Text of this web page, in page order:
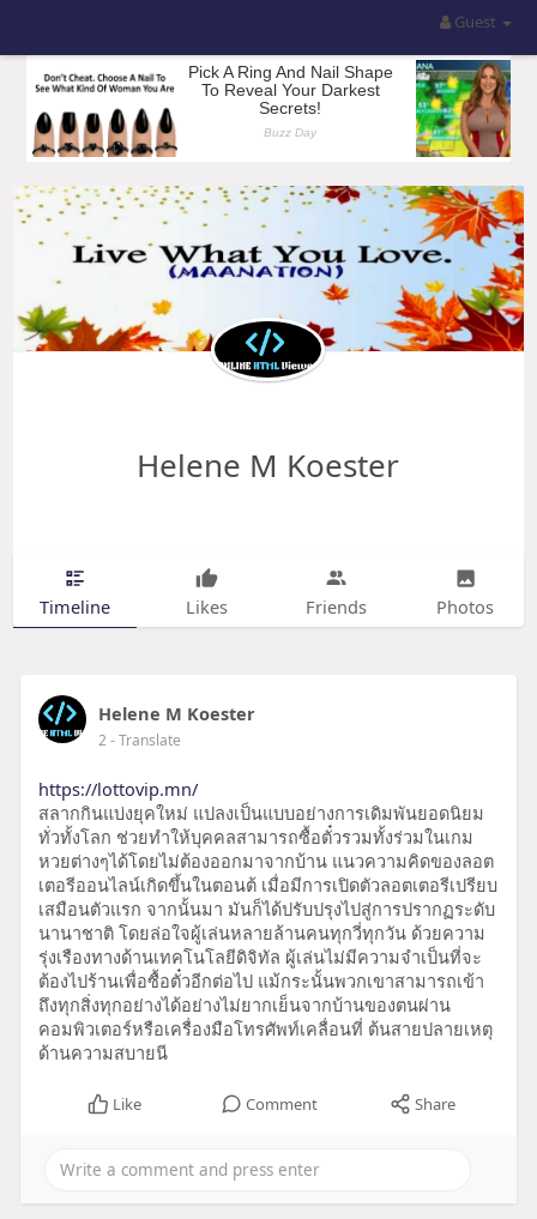
Guest
Helene M Koester
Timeline Likes Friends Photos
Helene M Koester
2- Translate
https://lottovip.mn/
สลากกินแบ่งยุคใหม่ แปลงเป็นแบบอย่างการเดิมพันยอดนิยม
ทั่วทั้งโลก ช่วยทำให้บุคคลสามารถซื้อตั๋วรวมทั้งร่วมในเกม
หวยต่างๆได้โดยไม่ต้องออกมาจากบ้าน แนวความคิดของลอต
เตอรีออนไลน์เกิดขึ้นในตอนต้ เมื่อมีการเปิดตัวลอตเตอรีเปรียบ
เสมือนตัวแรก จากนั้นมา มันก็ได้ปรับปรุงไปสู่การปรากฏระดับ
นานาชาติ โดยล่อใจผู้เล่นหลายล้านคนทุกวี่ทุกวัน ด้วยความ
รุ่งเรืองทางด้านเทคโนโลยีดิจิทัล ผู้เล่นไม่มีความจำเป็นที่จะ
ต้องไปร้านเพื่อซื้อตั๋วอีกต่อไป แม้กระนั้นพวกเขาสามารถเข้า
ถึงทุกสิ่งทุกอย่างได้อย่างไม่ยากเย็นจากบ้านของตนผ่าน
คอมพิวเตอร์หรือเครื่องมือโทรศัพท์เคลื่อนที่ ต้นสายปลายเหตุ
ด้านความสบายนี
Like Comment Share